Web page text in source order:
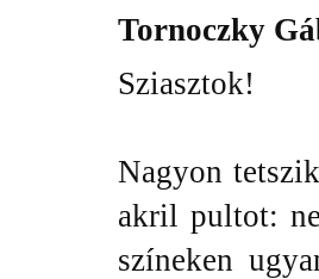
Tornoczky
Sziasztok!
Nagyon
akril pultot:
színeken